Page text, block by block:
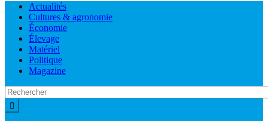
Actualités
Cultures & agronomie
Économie
Élevage
Matériel
Politique
Magazine